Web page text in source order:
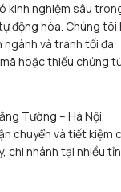
kinh nghiệm sâu
động hóa. Chúng tôi
ngành và tránh tối đa
hoặc thiếu chứng
Tường – Hà Nội,
chuyển và tiết kiệm
chi nhánh tại nhiều